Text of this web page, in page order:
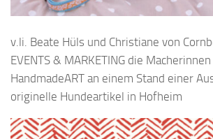
v.li. Beate Hüls und Christiane von
EVENTS & MARKETING die
HandmadeART an einem Stand einer
originelle Hundeartikel in Hofheim